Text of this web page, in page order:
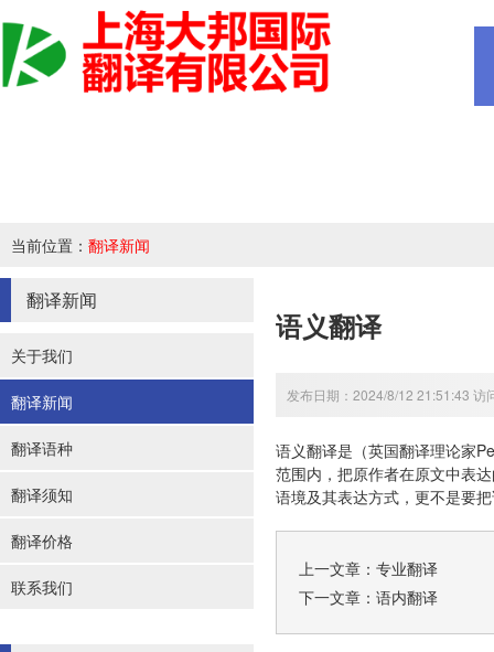
当前位置： 翻译新闻
翻译新闻
关于我们
翻译新闻
翻译语种
翻译须知
翻译价格
联系我们
语义翻译
发布日期：2024/8/12 21:51:43 访
语义翻译是（英国翻译理论家
范围内，把原作者在原文中表
语境及其表达方式，更不是要
上一文章： 专业翻译
下一文章： 语内翻译